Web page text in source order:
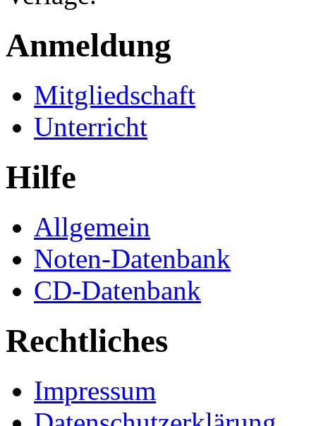
Anmeldung
Mitgliedschaft
Unterricht
Hilfe
Allgemein
Noten-Datenbank
CD-Datenbank
Rechtliches
Impressum